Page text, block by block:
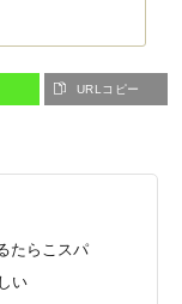
URLコピー
たらこスパ
い